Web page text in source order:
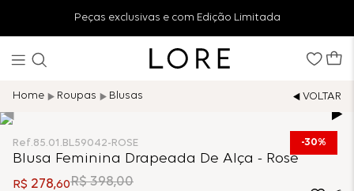
Peças exclusivas e com Edição Limitada
Roupas Blusas
30%
Ref.85.01.BL59042-ROSE
Blusa Feminina Drapeada De Alça - Rose
R$ 278,60R$ 398,00